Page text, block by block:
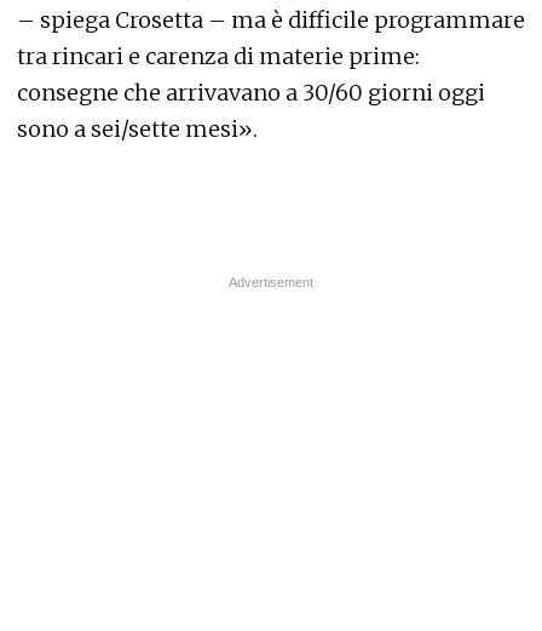
– spiega Crosetta – ma è difficile programmare
tra rincari e carenza di materie prime:
consegne che arrivavano a 30/60 giorni oggi
sono a sei/sette mesi».